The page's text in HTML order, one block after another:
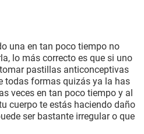
una en tan poco tiempo no
lo más correcto es que si uno
pastillas anticonceptivas
todas formas quizás ya la has
veces en tan poco tiempo y al
cuerpo te estás haciendo daño
ser bastante irregular o que